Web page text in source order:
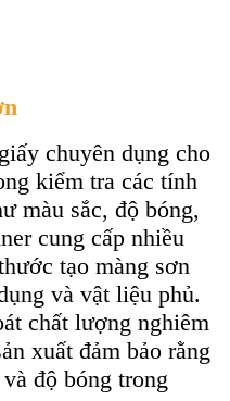
chuyên dụng cho
kiểm tra các tính
màu sắc, độ bóng,
cung cấp nhiều
tạo màng sơn
và vật liệu phủ.
chất lượng nghiêm
xuất đảm bảo rằng
độ bóng trong